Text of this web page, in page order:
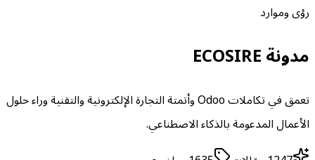
رؤى وموارد
مدونة ECOSIRE
تعمق في تكاملات Odoo وأتمتة التجارة الإلكترونية والتقنية وراء حلول
الأعمال المدعومة بالذكاء الاصطناعي.